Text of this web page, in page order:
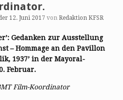
12. Juni 2017 von Redaktion KFSR
Gedanken zur Ausstellung
– Hommage an den Pavillon
1937’ in der Mayoral-
Februar.
Film-Koordinator